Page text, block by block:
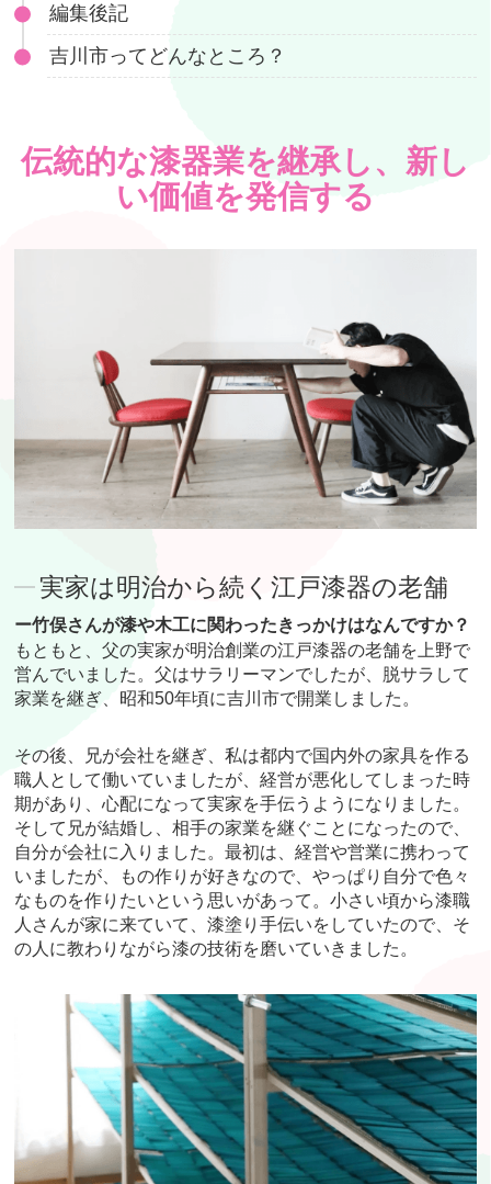
編集後記
吉川市ってどんなところ？
伝統的な漆器業を継承し、新し
い価値を発信する
実家は明治から続く江戸漆器の老舗
ー竹俣さんが漆や木工に関わったきっかけはなんですか？
もともと、父の実家が明治創業の江戸漆器の老舗を上野で
営んでいました。父はサラリーマンでしたが、脱サラして
家業を継ぎ、昭和50年頃に吉川市で開業しました。
その後、兄が会社を継ぎ、私は都内で国内外の家具を作る
職人として働いていましたが、経営が悪化してしまった時
期があり、心配になって実家を手伝うようになりました。
そして兄が結婚し、相手の家業を継ぐことになったので、
自分が会社に入りました。最初は、経営や営業に携わって
いましたが、もの作りが好きなので、やっぱり自分で色々
なものを作りたいという思いがあって。小さい頃から漆職
人さんが家に来ていて、漆塗り手伝いをしていたので、そ
の人に教わりながら漆の技術を磨いていきました。